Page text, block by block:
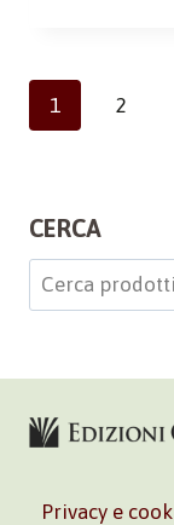
1 2
CERCA
Cerca:
Privacy e